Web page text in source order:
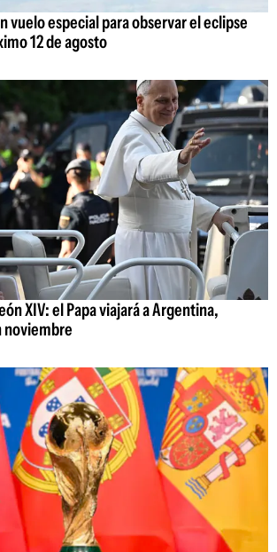
vuelo especial para observar el eclipse
12 de agosto
XIV: el Papa viajará a Argentina,
noviembre